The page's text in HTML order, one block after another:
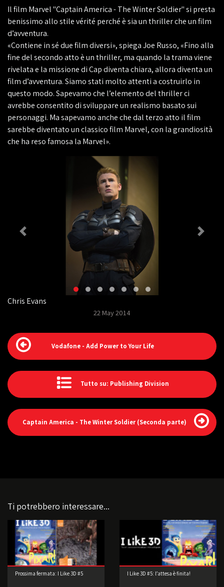
Il film Marvel "Captain America - The Winter Soldier" si presta
benissimo allo stile vérité perché è sia un thriller che un film
d’avventura.
«Contiene in sé due film diversi», spiega Joe Russo, «Fino alla
fine del secondo atto è un thriller, ma quando la trama viene
rivelata e la missione di Cap diventa chiara, allora diventa un
film d’avventura. Siamo stati molto attenti a costruirlo in
questo modo. Sapevamo che l’elemento del thriller ci
avrebbe consentito di sviluppare un realismo basato sui
personaggi. Ma sapevamo anche che dal terzo atto il film
sarebbe diventato un classico film Marvel, con la grandiosità
che ha reso famosa la Marvel».
Chris Evans
22 May 2014
Vodafone - Add Power to Your Life
Tutto su: Publishing Division
Captain America - The Winter Soldier (Seconda parte)
Ti potrebbero interessare...
Prossima fermata: I Like 3D #5 I Like 3D #5: l’attesa è finita!